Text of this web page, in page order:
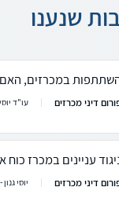
שנענו
במכרזים,
דיני מכרזים עו"ד
עניינים במכרז כוח
דיני מכרזים יוסי